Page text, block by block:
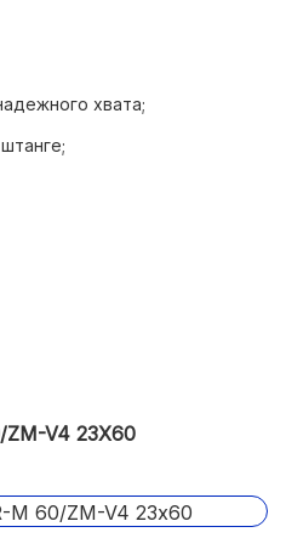
хвата;
бортики позволяют
ZM-V4 23Х60